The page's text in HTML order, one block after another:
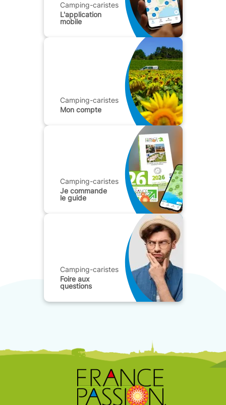
Camping-caristes
L'application
mobile
Camping-caristes
Mon compte
Camping-caristes
Je commande
le guide
Camping-caristes
Foire aux
questions